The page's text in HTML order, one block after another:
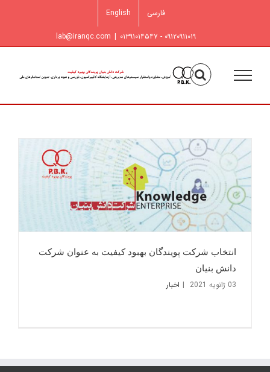
فارسی English
۰۹۱۲۰۹۱۱۰۱۹ - ۰۱۳۹۱۰۱۴۵۴۷ |
lab@iranqc.com
انتخاب شرکت پویندگان بهبود کیفیت به عنوان شرکت
دانش بنیان
03 ژانویه 2021 | اخبار